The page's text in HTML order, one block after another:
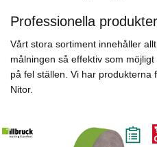
Professionella
Vårt stora sortiment innehåller
målningen så effektiv som
på fel ställen. Vi har produkterna
Nitor.